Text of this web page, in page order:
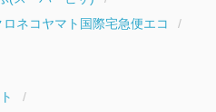
ロネコヤマト国際宅急便エコ